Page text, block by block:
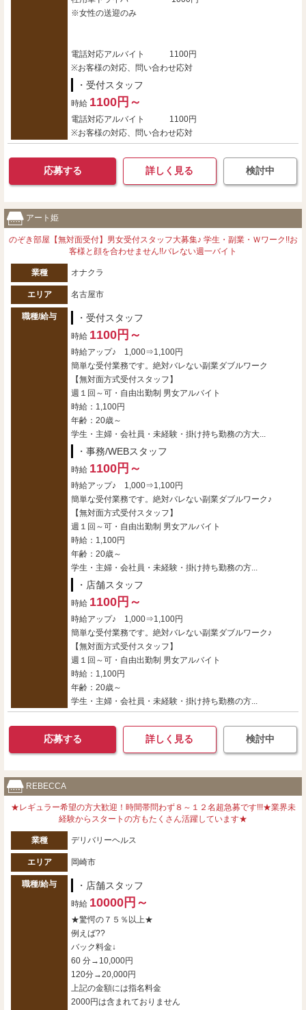
※女性の送迎のみ
電話対応アルバイト 1100円
※お客様の対応、問い合わせ応対
・受付スタッフ
時給 1100円～
電話対応アルバイト 1100円
※お客様の対応、問い合わせ応対
応募する 詳しく見る 検討中
アート姫
のぞき部屋【無対面受付】男女受付スタッフ大募集♪ 学生・副業・Ｗワーク!!お
客様と顔を合わせません!!バレない週一バイト
業種 オナクラ
エリア 名古屋市
職種/給与 ・受付スタッフ
時給 1100円～
時給アップ♪ 1,000⇒1,100円
簡単な受付業務です。絶対バレない副業ダブルワーク
【無対面方式受付スタッフ】
週１回～可・自由出勤制 男女アルバイト
時給：1,100円
年齢：20歳～
学生・主婦・会社員・未経験・掛け持ち勤務の方大...
・事務/WEBスタッフ
時給 1100円～
時給アップ♪ 1,000⇒1,100円
簡単な受付業務です。絶対バレない副業ダブルワーク♪
【無対面方式受付スタッフ】
週１回～可・自由出勤制 男女アルバイト
時給：1,100円
年齢：20歳～
学生・主婦・会社員・未経験・掛け持ち勤務の方...
・店舗スタッフ
時給 1100円～
時給アップ♪ 1,000⇒1,100円
簡単な受付業務です。絶対バレない副業ダブルワーク♪
【無対面方式受付スタッフ】
週１回～可・自由出勤制 男女アルバイト
時給：1,100円
年齢：20歳～
学生・主婦・会社員・未経験・掛け持ち勤務の方...
応募する 詳しく見る 検討中
REBECCA
★レギュラー希望の方大歓迎！時間帯問わず８～１２名超急募です!!!★業界未
経験からスタートの方もたくさん活躍しています★
業種 デリバリーヘルス
エリア 岡崎市
職種/給与 ・店舗スタッフ
時給 10000円～
★驚愕の７５％以上★
例えば??
バック料金↓
60 分→10,000円
120分→20,000円
上記の金額には指名料金
2000円は含まれておりません